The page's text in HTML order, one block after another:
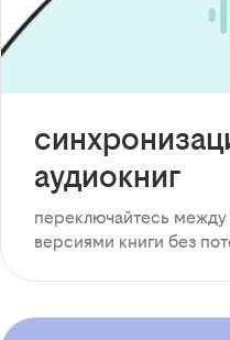
аудиокниг
переключайтесь между
версиями книги без